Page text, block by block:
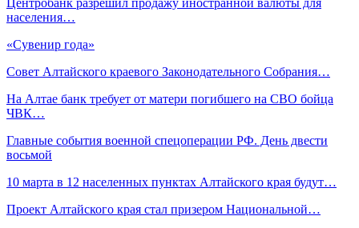
населения…
«Сувенир года»
Совет Алтайского краевого Законодательного Собрания…
На Алтае банк требует от матери погибшего на СВО бойца
ЧВК…
Главные события военной спецоперации РФ. День двести
восьмой
10 марта в 12 населенных пунктах Алтайского края будут…
Проект Алтайского края стал призером Национальной…